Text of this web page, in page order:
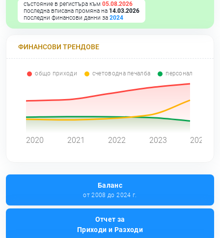
състояние в регистъра към 05.08.2026
последна вписана промяна на 14.03.2026
последни финансови данни за 2024
ФИНАНСОВИ ТРЕНДОВЕ
общо приходи счетоводна печалба персонал
2020 2021 2022 2023 2024
Баланс
от 2008 до 2024 г.
Отчет за
Приходи и Разходи